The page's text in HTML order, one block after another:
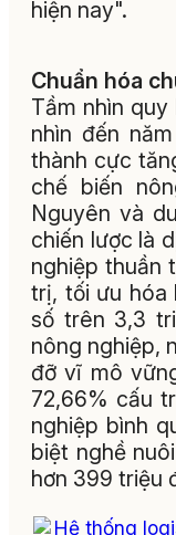
hiện nay".
Chuẩn hóa
Tầm nhìn
nhìn đến
thành cực
chế biến
Nguyên và
chiến lược là
nghiệp thuần
trị, tối ưu hóa
số trên 3,3
nông nghiệp,
đỡ vĩ mô
72,66% cấu
nghiệp bình
biệt nghề
hơn 399 triệu